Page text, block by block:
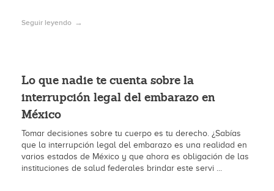
Seguir leyendo
Lo que nadie te cuenta sobre la
interrupción legal del embarazo en
México
Tomar decisiones sobre tu cuerpo es tu derecho. ¿Sabías
que la interrupción legal del embarazo es una realidad en
varios estados de México y que ahora es obligación de las
instituciones de salud federales brindar este servi ...